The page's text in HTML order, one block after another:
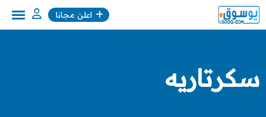
Skip
to
اعلن مجانا
سكرتاريه